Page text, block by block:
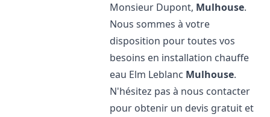
Monsieur Dupont, Mulhouse.
Nous sommes à votre
disposition pour toutes vos
besoins en installation chauffe
eau Elm Leblanc Mulhouse.
N'hésitez pas à nous contacter
pour obtenir un devis gratuit et